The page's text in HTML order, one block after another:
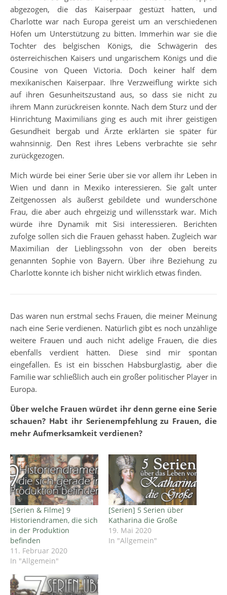
abgezogen, die das Kaiserpaar gestüzt hatten, und
Charlotte war nach Europa gereist um an verschiedenen
Höfen um Unterstützung zu bitten. Immerhin war sie die
Tochter des belgischen Königs, die Schwägerin des
österreichischen Kaisers und ungarischem Königs und die
Cousine von Queen Victoria. Doch keiner half dem
mexikanischen Kaiserpaar. Ihre Verzweiflung wirkte sich
auf ihren Gesunheitszustand aus, so dass sie nicht zu
ihrem Mann zurückreisen konnte. Nach dem Sturz und der
Hinrichtung Maximilians ging es auch mit ihrer geistigen
Gesundheit bergab und Ärzte erklärten sie später für
wahnsinnig. Den Rest ihres Lebens verbrachte sie sehr
zurückgezogen.
Mich würde bei einer Serie über sie vor allem ihr Leben in
Wien und dann in Mexiko interessieren. Sie galt unter
Zeitgenossen als äußerst gebildete und wunderschöne
Frau, die aber auch ehrgeizig und willensstark war. Mich
würde ihre Dynamik mit Sisi interessieren. Berichten
zufolge sollen sich die Frauen gehasst haben. Zugleich war
Maximilian der Lieblingssohn von der oben bereits
genannten Sophie von Bayern. Über ihre Beziehung zu
Charlotte konnte ich bisher nicht wirklich etwas finden.
Das waren nun erstmal sechs Frauen, die meiner Meinung
nach eine Serie verdienen. Natürlich gibt es noch unzählige
weitere Frauen und auch nicht adelige Frauen, die dies
ebenfalls verdient hätten. Diese sind mir spontan
eingefallen. Es ist ein bisschen Habsburglastig, aber die
Familie war schließlich auch ein großer politischer Player in
Europa.
Über welche Frauen würdet ihr denn gerne eine Serie
schauen? Habt ihr Serienempfehlung zu Frauen, die
mehr Aufmerksamkeit verdienen?
[Serien & Filme] 9
Historiendramen, die sich
in der Produktion
befinden
11. Februar 2020
In "Allgemein"
[Serien] 5 Serien über
Katharina die Große
19. Mai 2020
In "Allgemein"